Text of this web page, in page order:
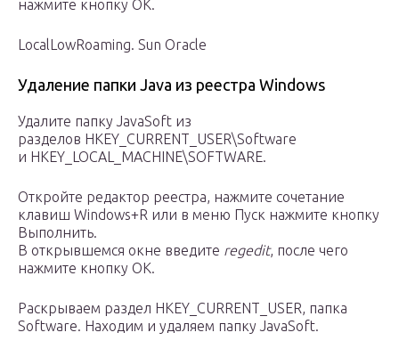
нажмите кнопку ОК.
LocalLowRoaming. Sun Oracle
Удаление папки Java из реестра Windows
Удалите папку JavaSoft из
разделов HKEY_CURRENT_USER\Software
и HKEY_LOCAL_MACHINE\SOFTWARE.
Откройте редактор реестра, нажмите сочетание
клавиш Windows+R или в меню Пуск нажмите кнопку
Выполнить.
В открывшемся окне введите regedit, после чего
нажмите кнопку ОК.
Раскрываем раздел HKEY_CURRENT_USER, папка
Software. Находим и удаляем папку JavaSoft.